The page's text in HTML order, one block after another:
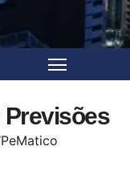
Previsões